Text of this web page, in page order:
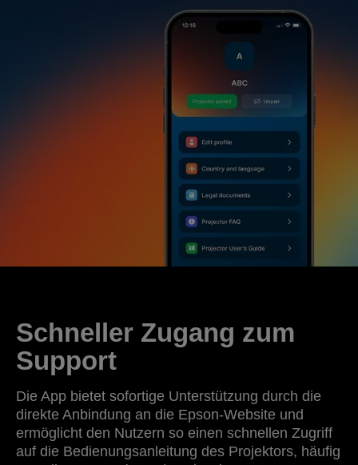
Schneller Zugang zum
Support
Die App bietet sofortige Unterstützung durch die
direkte Anbindung an die Epson-Website und
ermöglicht den Nutzern so einen schnellen Zugriff
auf die Bedienungsanleitung des Projektors, häufig